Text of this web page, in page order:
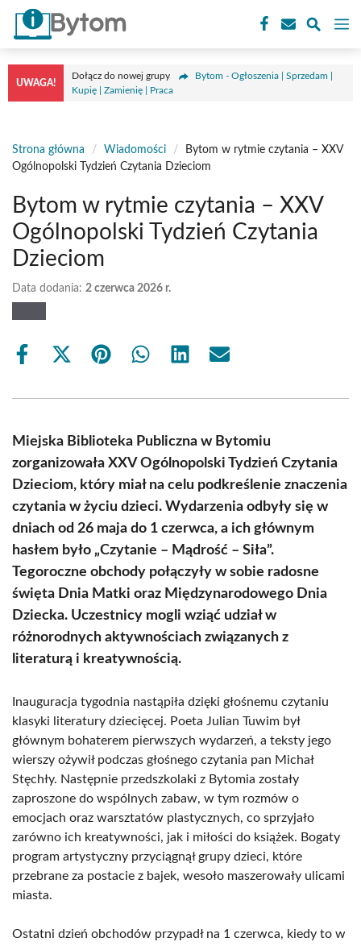
Przejdź
treści
UWAGA!
Dołącz do nowej grupy
Bytom - Ogłoszenia | Sprzedam |
Kupię | Zamienię | Praca
Strona główna / Wiadomości /
Bytom w rytmie czytania – XXV
Ogólnopolski Tydzień Czytania Dzieciom
Bytom w rytmie czytania – XXV
Ogólnopolski Tydzień Czytania
Dzieciom
Data dodania: 2 czerwca 2026 r.
Share
Share
(Twitter)
Share Share Share Share
Miejska Biblioteka Publiczna w Bytomiu
zorganizowała XXV Ogólnopolski Tydzień Czytania
Dzieciom, który miał na celu podkreślenie znaczenia
czytania w życiu dzieci. Wydarzenia odbyły się w
dniach od 26 maja do 1 czerwca, a ich głównym
hasłem było „Czytanie – Mądrość – Siła”.
Tegoroczne obchody połączyły w sobie radosne
święta Dnia Matki oraz Międzynarodowego Dnia
Dziecka. Uczestnicy mogli wziąć udział w
różnorodnych aktywnościach związanych z
literaturą i kreatywnością.
Inauguracja tygodnia nastąpiła dzięki głośnemu czytaniu
klasyki literatury dziecięcej. Poeta Julian Tuwim był
głównym bohaterem pierwszych wydarzeń, a teksty jego
wierszy ożywił podczas głośnego czytania pan Michał
Stęchły. Następnie przedszkolaki z Bytomia zostały
zaproszone do wspólnych zabaw, w tym rozmów o
emocjach oraz warsztatów plastycznych, co sprzyjało
zarówno ich kreatywności, jak i miłości do książek. Bogaty
program artystyczny przyciągnął grupy dzieci, które
przebrane za postacie z bajek, wesoło maszerowały ulicami
miasta.
Ostatni dzień obchodów przypadł na 1 czerwca, kiedy to w